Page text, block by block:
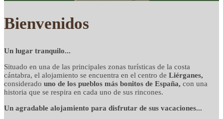
detalles cuidados con
mimo
Bienvenidos
Un lugar tranquilo...
Situado en una de las principales zonas turísticas de la costa
cántabra, el alojamiento se encuentra en el centro de Liérganes,
considerado uno de los pueblos más bonitos de España, con una
historia que se respira en cada uno de sus rincones.
Un agradable alojamiento para disfrutar de sus vacaciones...